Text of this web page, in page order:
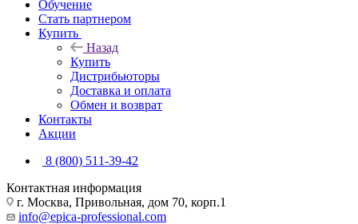
Обучение
Стать партнером
Купить
Назад
Купить
Дистрибьюторы
Доставка и оплата
Обмен и возврат
Контакты
Акции
8 (800) 511-39-42
Контактная информация
г. Москва, Привольная, дом 70, корп.1
info@epica-professional.com